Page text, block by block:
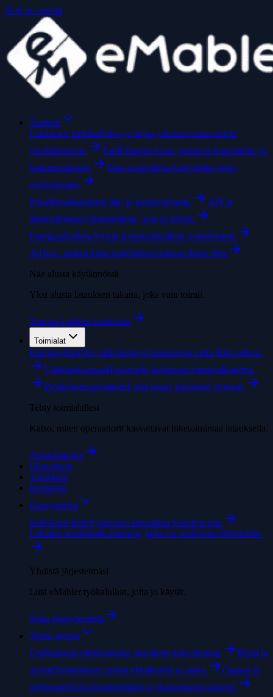
Skip to content
Tuotteet
Latauksen hallintaValvo ja ohjaa jokaista latauspistettä
reaaliaikaisesti.
Tariff EngineAseta joustavat hinnoittelu- ja
laskutussäännöt.
Data-analytiikkaAnalytiikka koko
verkostostasi.
PulseReaaliaikainen tila- ja kuntovalvonta.
API ja
liittimetIntegroi järjestelmiin, joita jo käytät.
EnergianhallintaÄlykäs kuormanhallinta ja optimointi.
Ad hoc -maksuAnna kuljettajien maksaa ilman tiliä.
Näe alusta käytännössä
Yksi alusta latauksen takana, joka vain toimii.
Tutustu kaikkiin tuotteisiin
Toimialat
EnergiayhtiötTee sähköautojen latauksesta uutta liikevaihtoa.
VähittäiskauppaHoukuttele kuljettajat toimipaikkoihisi.
PysäköintioperaattoritLisää lataus jokaiseen ruutuun.
Tehty toimialallesi
Katso, miten operaattorit kasvattavat liiketoimintaa latauksella.
Asiakastarinat
Hinnoittelu
Asiakkaat
Kehittäjät
Ekosysteemi
Salesforce-liitinSynkronoi latausdata Salesforceen.
Laturien sertifiointiLaitteistot, jotka on sertifioitu eMablerille.
Yhdistä järjestelmäsi
Liitä eMabler työkaluihin, joita jo käytät.
Selaa ekosysteemiä
Tietoa meistä
UraRakenna sähköautojen latauksen tulevaisuutta.
Blogi ja
uutisetTuoreimmat uutiset eMableriltä ja alalta.
Oppaat ja
webinaaritOpi käynnistämään ja skaalaamaan latausta.